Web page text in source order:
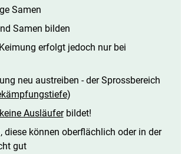
Skip to main content
Samen
Samen bilden
erfolgt jedoch nur bei
neu austreiben - der Sprossbereich
)
keine Ausläuferbildet!
können oberflächlich oder in der
gut